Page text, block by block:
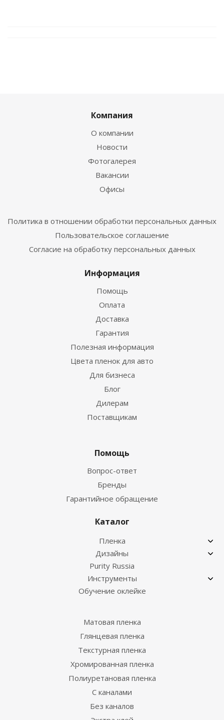
Компания
О компании
Новости
Фотогалерея
Вакансии
Офисы
Политика в отношении обработки персональных данных
Пользовательское соглашение
Согласие на обработку персональных данных
Информация
Помощь
Оплата
Доставка
Гарантия
Полезная информация
Цвета пленок для авто
Для бизнеса
Блог
Дилерам
Поставщикам
Помощь
Вопрос-ответ
Бренды
Гарантийное обращение
Каталог
Пленка
Дизайны
Purity Russia
Инструменты
Обучение оклейке
Матовая пленка
Глянцевая пленка
Текстурная пленка
Хромированная пленка
Полиуретановая пленка
С каналами
Без каналов